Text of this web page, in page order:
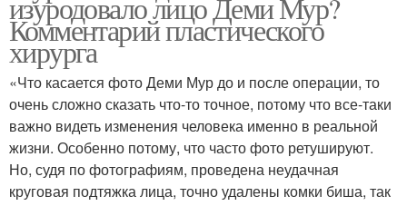
Комментарий пластического
хирурга
«Что касается фото Деми Мур до и после операции, то
очень сложно сказать что-то точное, потому что все-таки
важно видеть изменения человека именно в реальной
жизни. Особенно потому, что часто фото ретушируют.
Но, судя по фотографиям, проведена неудачная
круговая подтяжка лица, точно удалены комки биша, так